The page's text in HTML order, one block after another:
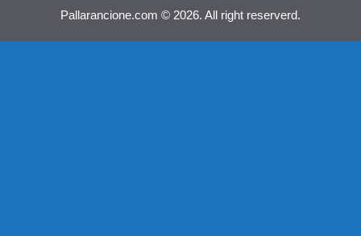
Pallarancione.com © 2026. All right reserverd.